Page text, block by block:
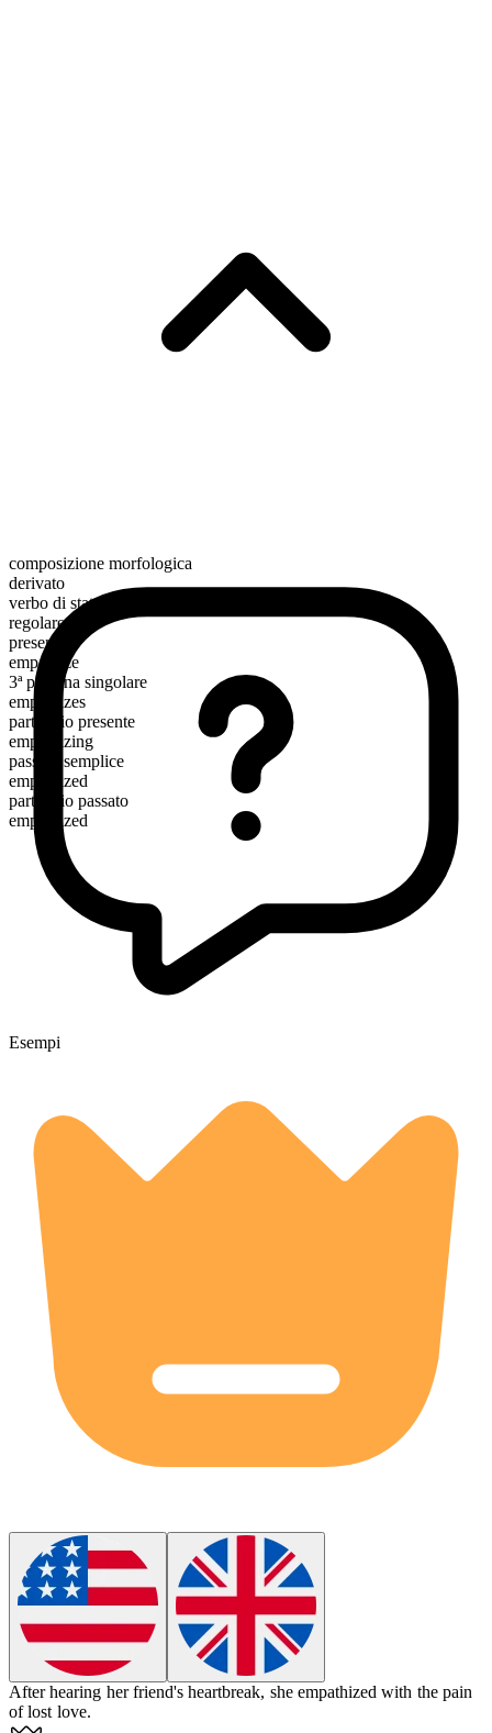
composizione morfologica
derivato
verbo di stato
regolare
presente
empathize
3ª persona singolare
empathizes
participio presente
empathizing
passato semplice
empathized
participio passato
empathized
Esempi
After hearing her friend's heartbreak, she empathized with the pain
of lost love.